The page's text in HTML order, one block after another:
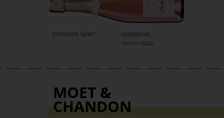
розовое брют
шардоне,
пино нуар
MOЕT &
CHANDON